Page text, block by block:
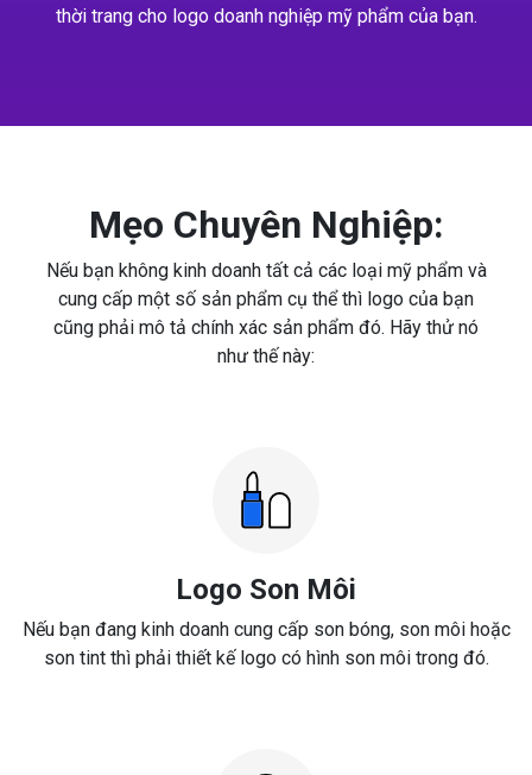
thời trang cho logo doanh nghiệp mỹ phẩm của bạn.
Mẹo Chuyên Nghiệp:
Nếu bạn không kinh doanh tất cả các loại mỹ phẩm và
cung cấp một số sản phẩm cụ thể thì logo của bạn
cũng phải mô tả chính xác sản phẩm đó. Hãy thử nó
như thế này:
Logo Son Môi
Nếu bạn đang kinh doanh cung cấp son bóng, son môi hoặc
son tint thì phải thiết kế logo có hình son môi trong đó.